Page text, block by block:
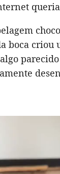
boca criou